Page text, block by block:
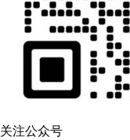
关注公众号